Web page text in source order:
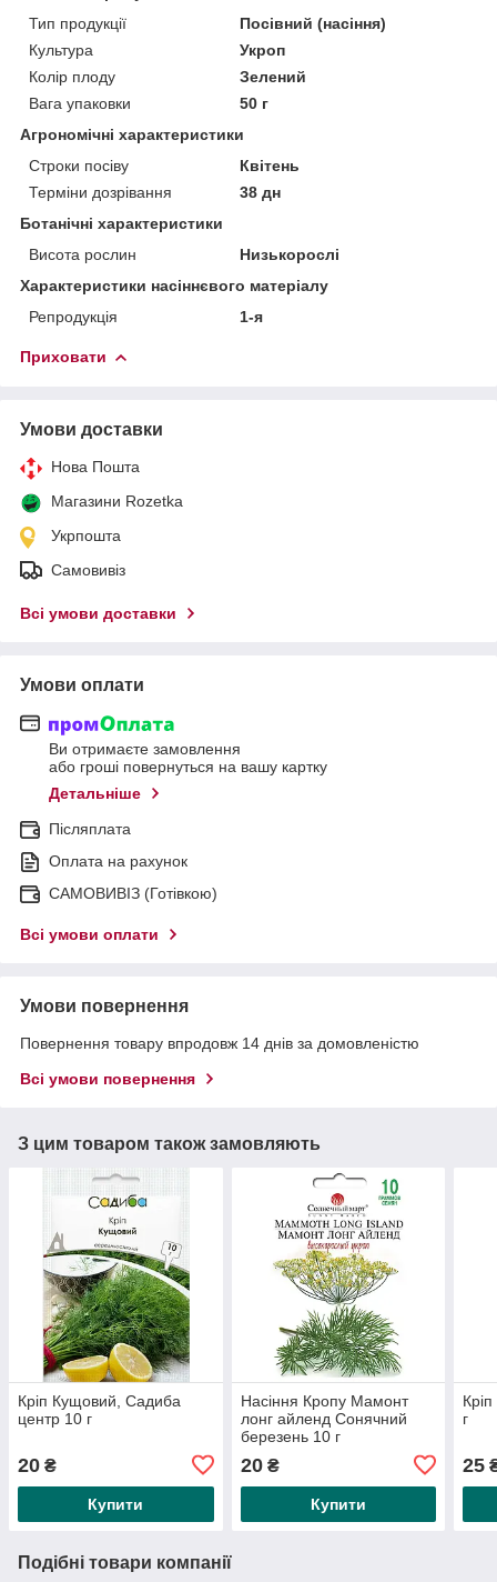
Тип продукції
Посівний (насіння)
Культура
Укроп
Колір плоду
Зелений
Вага упаковки
50 г
Агрономічні характеристики
Строки посіву
Квітень
Терміни дозрівання
38 дн
Ботанічні характеристики
Висота рослин
Низькорослі
Характеристики насіннєвого матеріалу
Репродукція
1-я
Приховати
Умови доставки
Нова Пошта
Магазини Rozetka
Укрпошта
Самовивіз
Всі умови доставки
Умови оплати
Ви отримаєте замовлення
або гроші повернуться на вашу картку
Детальніше
Післяплата
Оплата на рахунок
САМОВИВІЗ (Готівкою)
Всі умови оплати
Умови повернення
Повернення товару впродовж 14 днів за домовленістю
Всі умови повернення
З цим товаром також замовляють
Кріп Кущовий, Садиба
центр 10 г
20 ₴
Купити
Насіння Кропу Мамонт
лонг айленд Сонячний
березень 10 г
20₴
Купити
г
25
Подібні товари компанії